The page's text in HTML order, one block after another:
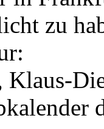
zu
Klaus-